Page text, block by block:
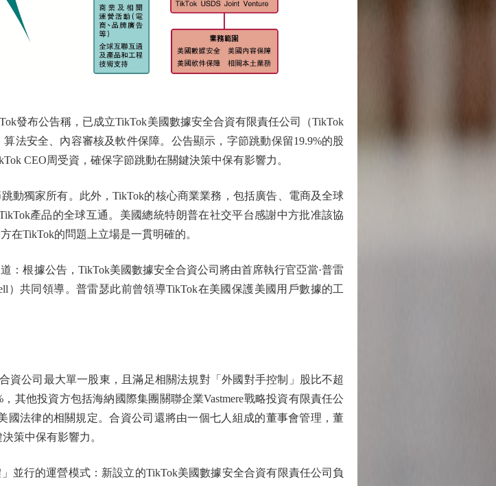
布公告稱，已成立TikTok美國數據安全合資有限責任公司（TikTok
算法安全、內容審核及軟件保障。公告顯示，字節跳動保留19.9%的股
CEO周受資，確保字節跳動在關鍵決策中保有影響力。
獨家所有。此外，TikTok的核心商業業務，包括廣告、電商及全球
產品的全球互通。美國總統特朗普在社交平台感謝中方批准該協
在TikTok的問題上立場是一貫明確的。
根據公告，TikTok美國數據安全合資公司將由首席執行官亞當·普雷
）共同領導。普雷瑟此前曾領導TikTok在美國保護美國用戶數據的工
公司最大單一股東，且滿足相關法規對「外國對手控制」股比不超
其他投資方包括海納國際集團關聯企業Vastmere戰略投資有限責任公
國法律的相關規定。合資公司還將由一個七人組成的董事會管理，董
策中保有影響力。
行的運營模式：新設立的TikTok美國數據安全合資有限責任公司負